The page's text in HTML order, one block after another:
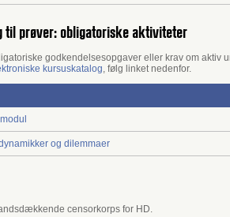
til prøver: obligatoriske aktiviteter
godkendelsesopgaver eller krav om
kursuskatalog, følg linket nedenfor.
og dilemmaer
censorkorps for HD.